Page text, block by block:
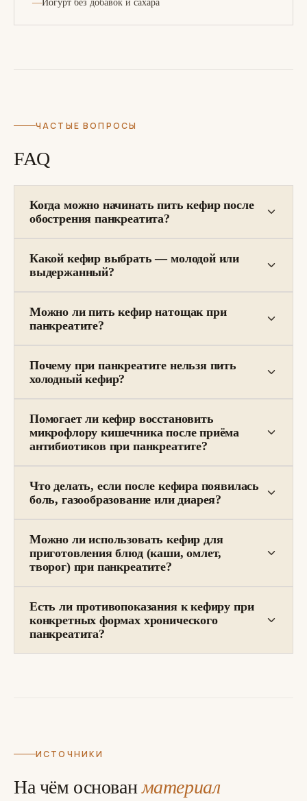
Йогурт без добавок и сахара
ЧАСТЫЕ ВОПРОСЫ
FAQ
Когда можно начинать пить кефир после
обострения панкреатита?
Какой кефир выбрать — молодой или
выдержанный?
Можно ли пить кефир натощак при
панкреатите?
Почему при панкреатите нельзя пить
холодный кефир?
Помогает ли кефир восстановить
микрофлору кишечника после приёма
антибиотиков при панкреатите?
Что делать, если после кефира появилась
боль, газообразование или диарея?
Можно ли использовать кефир для
приготовления блюд (каши, омлет,
творог) при панкреатите?
Есть ли противопоказания к кефиру при
конкретных формах хронического
панкреатита?
ИСТОЧНИКИ
На чём основанматериал